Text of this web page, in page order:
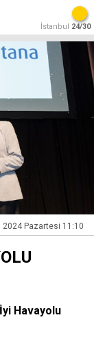
İstanbul 24/30
2024 Pazartesi 11:10
Havayolu